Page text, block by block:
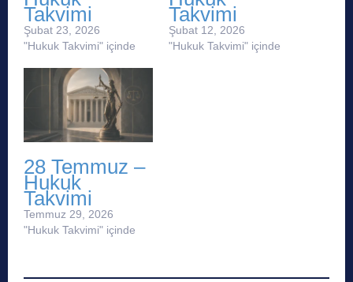
Takvimi
Şubat 23, 2026
"Hukuk Takvimi" içinde
Takvimi
Şubat 12, 2026
"Hukuk Takvimi" içinde
28 Temmuz –
Hukuk
Takvimi
Temmuz 29, 2026
"Hukuk Takvimi" içinde